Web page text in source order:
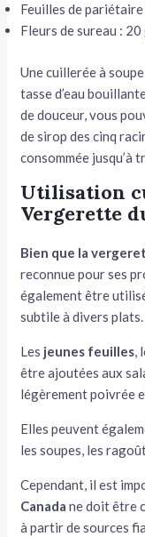
Feuilles de
Fleurs de sureau : 20
Une cuillerée à
tasse d’eau
de douceur, vous
de sirop des cinq
consommée jusqu’à
Utilisation
Vergerette
Bien que la
reconnue pour ses
également être
subtile à divers plats.
Les jeunes feuilles,
être ajoutées aux
légèrement poivrée
Elles peuvent
les soupes, les
Cependant, il est
Canada ne doit être
à partir de sources